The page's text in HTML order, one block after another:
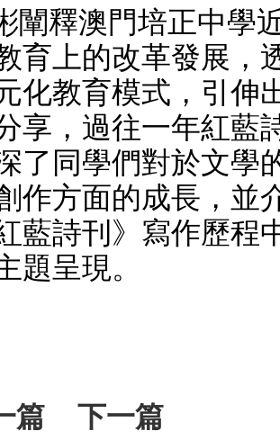
闡釋澳門培正中學
育上的改革發展，
化教育模式，引伸
享，過往一年紅藍
了同學們對於文學
作方面的成長，並
藍詩刊》寫作歷程
題呈現。
篇
下一篇